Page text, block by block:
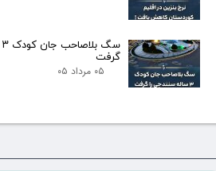
گرفت
۰۵ مرداد ۰۵